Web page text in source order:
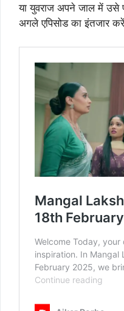
या युवराज अपने जाल में उसे
अगले एपिसोड का इंतजार